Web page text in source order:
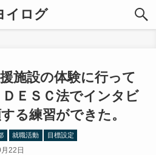
イログ
施設の体験に行って
ＥＳＣ法でインタビ
る練習ができた。
就職活動 目標設定
22日